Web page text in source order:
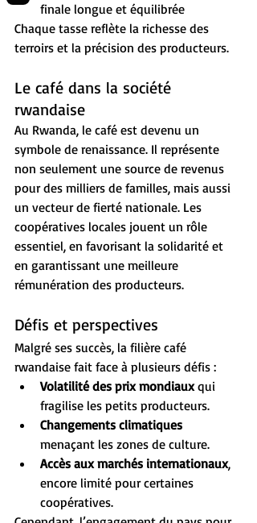
finale longue et équilibrée
Chaque tasse reflète la richesse des
terroirs et la précision des producteurs.
Le café dans la société
rwandaise
Au Rwanda, le café est devenu un
symbole de renaissance. Il représente
non seulement une source de revenus
pour des milliers de familles, mais aussi
un vecteur de fierté nationale. Les
coopératives locales jouent un rôle
essentiel, en favorisant la solidarité et
en garantissant une meilleure
rémunération des producteurs.
Défis et perspectives
Malgré ses succès, la filière café
rwandaise fait face à plusieurs défis :
Volatilité des prix mondiaux qui
fragilise les petits producteurs.
Changements climatiques
menaçant les zones de culture.
Accès aux marchés internationaux,
encore limité pour certaines
coopératives.